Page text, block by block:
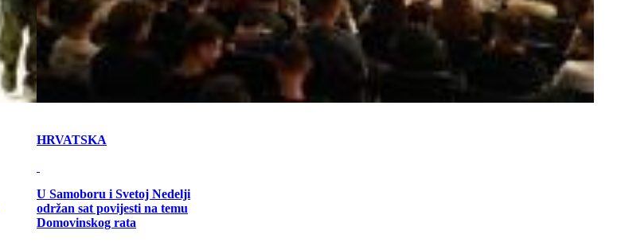
HRVATSKA
U Samoboru i Svetoj Nedelji
održan sat povijesti na temu
Domovinskog rata